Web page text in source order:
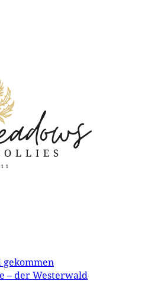
– der Westerwald